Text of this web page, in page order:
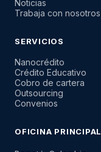
Noticias
Trabaja con nosotros
SERVICIOS
Nanocrédito
Crédito Educativo
Cobro de cartera
Outsourcing
Convenios
OFICINA PRINCIPAL